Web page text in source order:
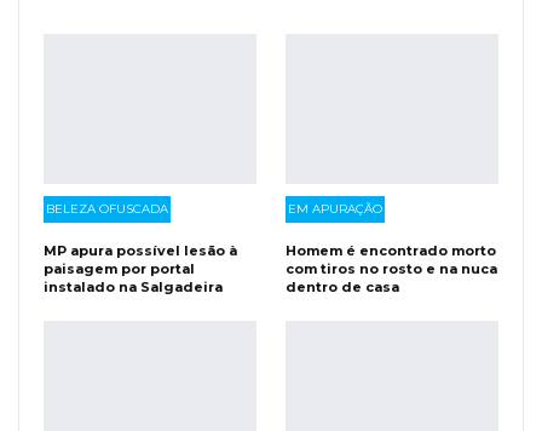
BELEZA OFUSCADA
MP apura possível lesão à
paisagem por portal
instalado na Salgadeira
EM APURAÇÃO
Homem é encontrado morto
com tiros no rosto e na nuca
dentro de casa